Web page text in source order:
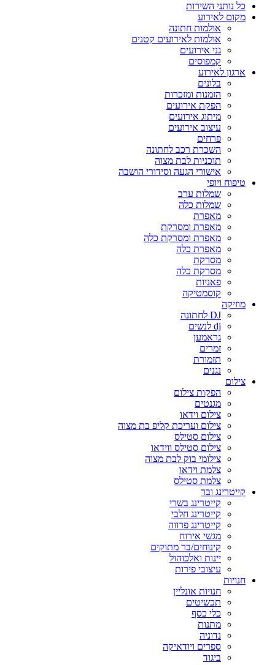
כל נותני השירות
מקום לאירוע
אולמות חתונה
אולמות לאירועים קטנים
גני אירועים
קמפוסים
ארגון לאירוע
בלונים
הזמנות ומזכרות
הפקת אירועים
מיתוג אירועים
עיצוב אירועים
פרחים
השכרת רכב לחתונה
תוכניות לבת מצוה
אישורי הגעה וסידורי הושבה
טיפוח ויופי
שמלות ערב
שמלות כלה
מאפרת
מאפרת ומסרקת
מאפרת ומסרקת כלה
מאפרת כלה
מסרקת
מסרקת כלה
פאניות
קוסמטיקה
מוזיקה
DJ לחתונה
dj לנשים
גראמען
זמרים
תזמורת
נגנים
צילום
הפקות צילום
מגנטים
צילום וידאו
צילום ועריכת קליפ בת מצוה
צילום סטילס
צילום סטילס ווידאו
צילומי בוק לבת מצוה
צלמת וידאו
צלמת סטילס
קייטרינג ובר
קייטרינג בשרי
קייטרינג חלבי
קייטרינג פרווה
מגשי אירוח
קינוחים/בר מתוקים
יינות ואלכוהול
עיצובי פירות
חנויות
חנויות אונליין
תכשיטים
כלי כסף
מתנות
נדוניה
ספרים ויודאיקה
ביגוד